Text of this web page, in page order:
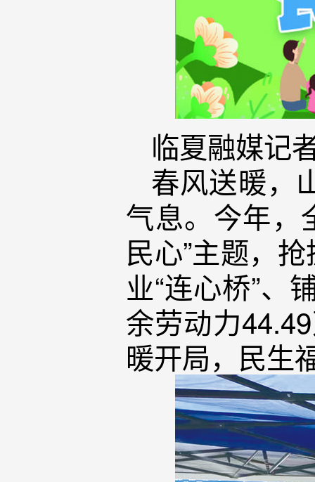
临夏融媒记
春风送暖，
气息。今年，
民心”主题，
业“连心桥”、
余劳动力
暖开局，民生